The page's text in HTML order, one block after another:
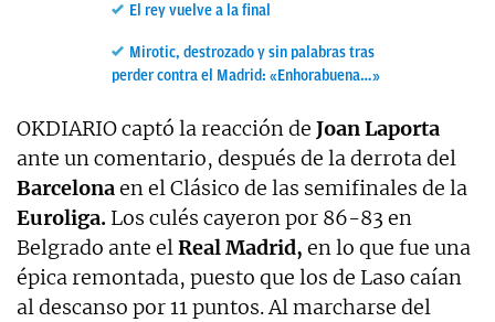
El rey vuelve a la final
Mirotic, destrozado y sin palabras tras
perder contra el Madrid: «Enhorabuena…»
OKDIARIO captó la reacción de Joan Laporta
ante un comentario, después de la derrota del
Barcelonaen el Clásico de las semifinales de la
Euroliga. Los culés cayeron por 86-83 en
Belgrado ante elReal Madrid, en lo que fue una
épica remontada, puesto que los de Laso caían
al descanso por 11 puntos. Al marcharse del